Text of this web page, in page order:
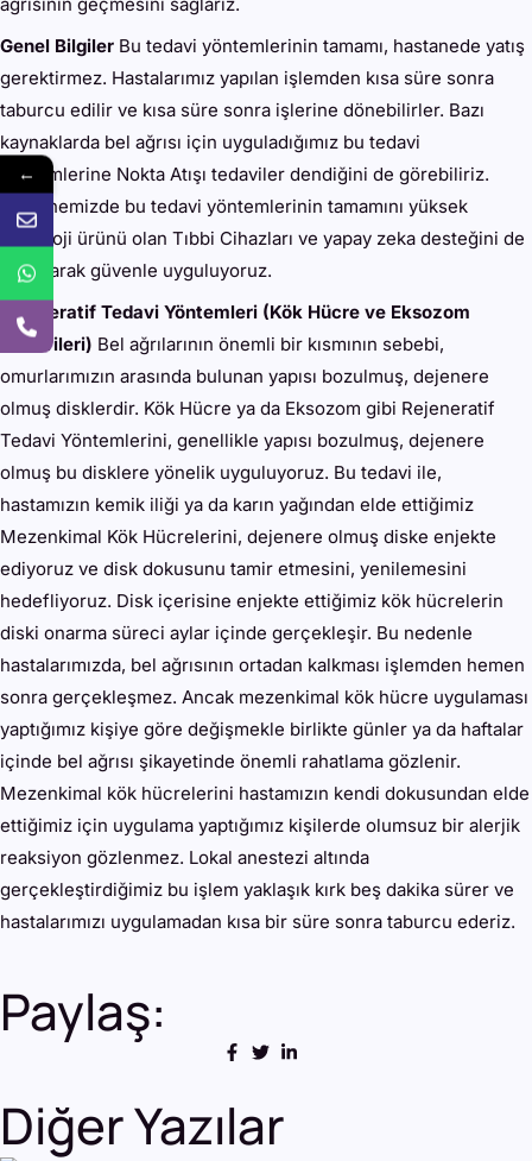
Genel Bilgiler Bu tedavi yöntemlerinin tamamı, hastanede yatış
gerektirmez. Hastalarımız yapılan işlemden kısa süre sonra
taburcu edilir ve kısa süre sonra işlerine dönebilirler. Bazı
kaynaklarda bel ağrısı için uyguladığımız bu tedavi
yöntemlerine Nokta Atışı tedaviler dendiğini de görebiliriz.
Hastanemizde bu tedavi yöntemlerinin tamamını yüksek
teknoloji ürünü olan Tıbbi Cihazları ve yapay zeka desteğini de
kullanarak güvenle uyguluyoruz.
Rejeneratif Tedavi Yöntemleri (Kök Hücre ve Eksozom
Tedavileri) Bel ağrılarının önemli bir kısmının sebebi,
omurlarımızın arasında bulunan yapısı bozulmuş, dejenere
olmuş disklerdir. Kök Hücre ya da Eksozom gibi Rejeneratif
Tedavi Yöntemlerini, genellikle yapısı bozulmuş, dejenere
olmuş bu disklere yönelik uyguluyoruz. Bu tedavi ile,
hastamızın kemik iliği ya da karın yağından elde ettiğimiz
Mezenkimal Kök Hücrelerini, dejenere olmuş diske enjekte
ediyoruz ve disk dokusunu tamir etmesini, yenilemesini
hedefliyoruz. Disk içerisine enjekte ettiğimiz kök hücrelerin
diski onarma süreci aylar içinde gerçekleşir. Bu nedenle
hastalarımızda, bel ağrısının ortadan kalkması işlemden hemen
sonra gerçekleşmez. Ancak mezenkimal kök hücre uygulaması
yaptığımız kişiye göre değişmekle birlikte günler ya da haftalar
içinde bel ağrısı şikayetinde önemli rahatlama gözlenir.
Mezenkimal kök hücrelerini hastamızın kendi dokusundan elde
ettiğimiz için uygulama yaptığımız kişilerde olumsuz bir alerjik
reaksiyon gözlenmez. Lokal anestezi altında
gerçekleştirdiğimiz bu işlem yaklaşık kırk beş dakika sürer ve
hastalarımızı uygulamadan kısa bir süre sonra taburcu ederiz.
Paylaş:
Diğer Yazılar
←